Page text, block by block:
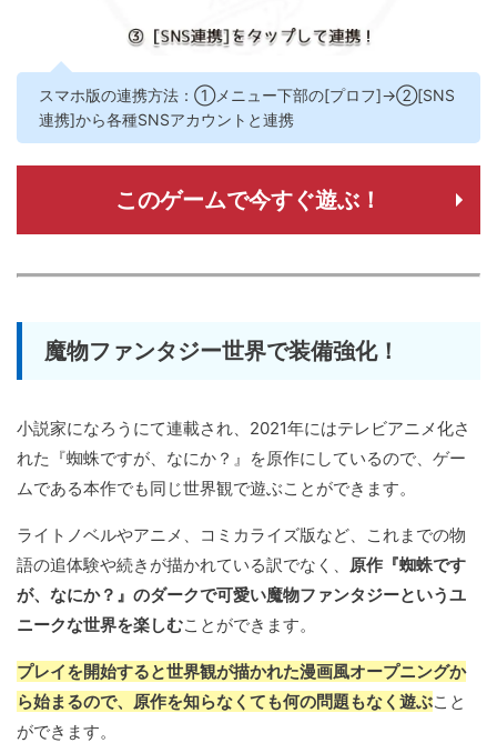
スマホ版の連携方法：①メニュー下部の[プロフ]→②[SNS
連携]から各種SNSアカウントと連携
このゲームで今すぐ遊ぶ！
魔物ファンタジー世界で装備強化！
小説家になろうにて連載され、2021年にはテレビアニメ化さ
れた『蜘蛛ですが、なにか？』を原作にしているので、ゲー
ムである本作でも同じ世界観で遊ぶことができます。
ライトノベルやアニメ、コミカライズ版など、これまでの物
語の追体験や続きが描かれている訳でなく、
原作『蜘蛛です
が、なにか？』のダークで可愛い魔物ファンタジーというユ
ニークな世界を楽しむことができます。
プレイを開始すると世界観が描かれた漫画風オープニングか
ら始まるので、原作を知らなくても何の問題もなく遊ぶこと
ができます。